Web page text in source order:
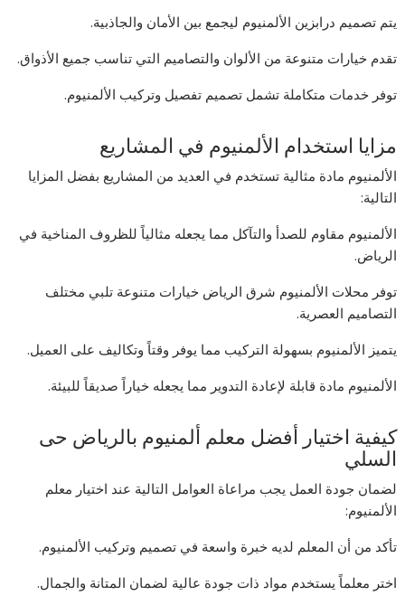
يتم تصميم درابزين الألمنيوم ليجمع بين الأمان والجاذبية.
تقدم خيارات متنوعة من الألوان والتصاميم التي تناسب جميع الأذواق.
توفر خدمات متكاملة تشمل تصميم تفصيل وتركيب الألمنيوم.
مزايا استخدام الألمنيوم في المشاريع
الألمنيوم مادة مثالية تستخدم في العديد من المشاريع بفضل المزايا
التالية:
الألمنيوم مقاوم للصدأ والتآكل مما يجعله مثالياً للظروف المناخية في
الرياض.
توفر محلات الألمنيوم شرق الرياض خيارات متنوعة تلبي مختلف
التصاميم العصرية.
يتميز الألمنيوم بسهولة التركيب مما يوفر وقتاً وتكاليف على العميل.
الألمنيوم مادة قابلة لإعادة التدوير مما يجعله خياراً صديقاً للبيئة.
كيفية اختيار أفضل معلم ألمنيوم بالرياض حى
السلي
لضمان جودة العمل يجب مراعاة العوامل التالية عند اختيار معلم
الألمنيوم:
تأكد من أن المعلم لديه خبرة واسعة في تصميم وتركيب الألمنيوم.
اختر معلماً يستخدم مواد ذات جودة عالية لضمان المتانة والجمال.